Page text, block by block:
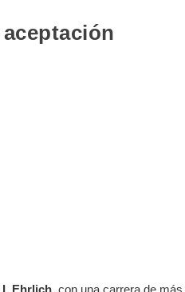
I. Ehrlich, con una carrera de